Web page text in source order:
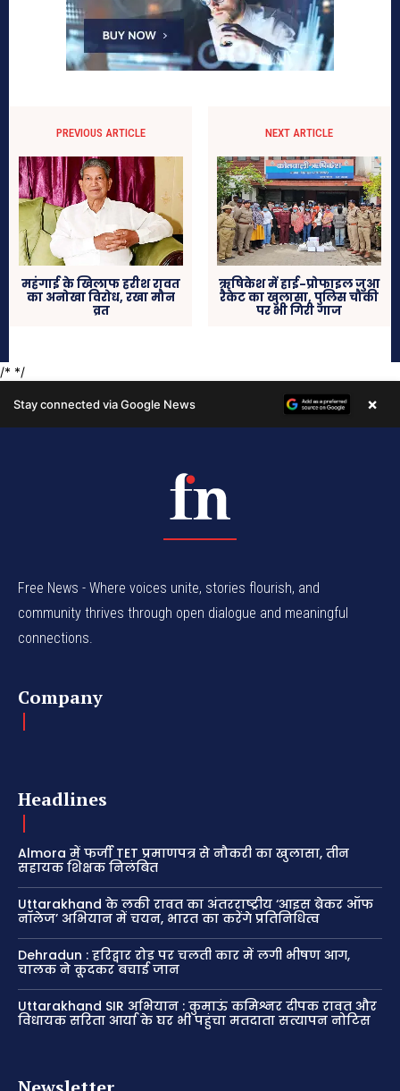
Free News - Where voices unite, stories flourish, and
community thrives through open dialogue and meaningful
connections.
Company
Headlines
Almora में फर्जी TET प्रमाणपत्र से नौकरी का खुलासा, तीन
सहायक शिक्षक निलंबित
Uttarakhand के लकी रावत का अंतरराष्ट्रीय ‘आइस ब्रेकर ऑफ
नॉलेज’ अभियान में चयन, भारत का करेंगे प्रतिनिधित्व
Dehradun : हरिद्वार रोड पर चलती कार में लगी भीषण आग,
चालक ने कूदकर बचाई जान
Uttarakhand SIR अभियान : कुमाऊं कमिश्नर दीपक रावत और
विधायक सरिता आर्या के घर भी पहुंचा मतदाता सत्यापन नोटिस